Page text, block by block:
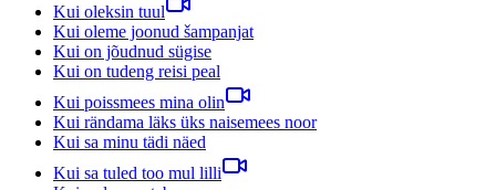
Kui oleksin tuul
Kui oleme joonud šampanjat
Kui on jõudnud sügise
Kui on tudeng reisi peal
Kui poissmees mina olin
Kui rändama läks üks naisemees noor
Kui sa minu tädi näed
Kui sa tuled too mul lilli